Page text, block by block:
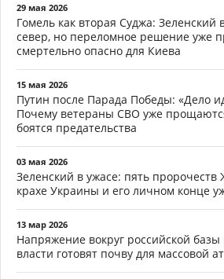
29 мая 2026
Гомель как вторая Суджа: Зеленский
север, но переломное решение уже
смертельно опасно для Киева
15 мая 2026
Путин после Парада Победы: «Дело
Почему ветераны СВО уже
боятся предательства
03 мая 2026
Зеленский в ужасе: пять пророчеств
крахе Украины и его личном конце
13 мар 2026
Напряжение вокруг российской
власти готовят почву для массовой